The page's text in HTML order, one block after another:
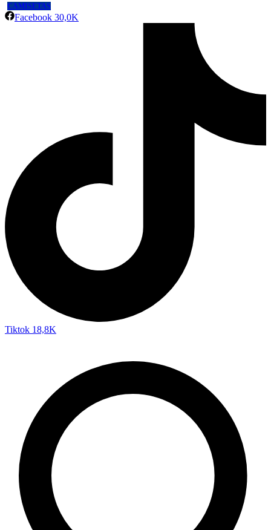
CAMISETAS
Facebook 30,0K
Tiktok 18,8K